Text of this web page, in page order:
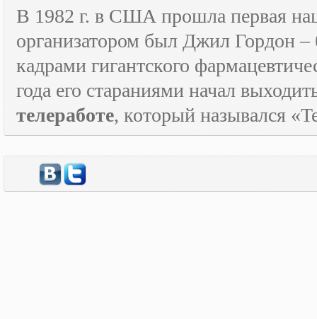
В 1982 г. в США прошла первая
организатором был Джил Гордон –
кадрами гигантского
года его стараниями начал
телеработе, который назывался «